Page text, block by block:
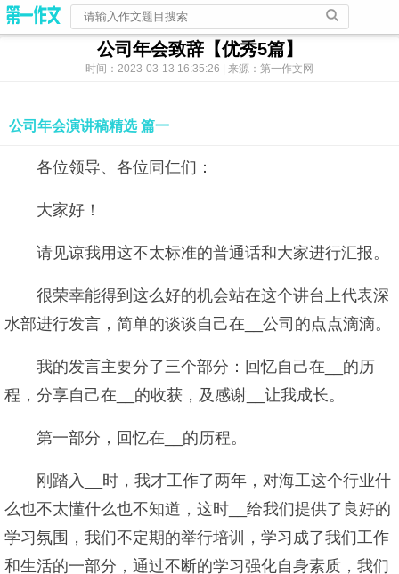
公司年会致辞【优秀5篇】
时间：2023-03-13 16:35:26 | 来源：第一作文网
公司年会演讲稿精选 篇一
各位领导、各位同仁们：
大家好！
请见谅我用这不太标准的普通话和大家进行汇报。
很荣幸能得到这么好的机会站在这个讲台上代表深
水部进行发言，简单的谈谈自己在__公司的点点滴滴。
我的发言主要分了三个部分：回忆自己在__的历
程，分享自己在__的收获，及感谢__让我成长。
第一部分，回忆在__的历程。
刚踏入__时，我才工作了两年，对海工这个行业什
么也不太懂什么也不知道，这时__给我们提供了良好的
学习氛围，我们不定期的举行培训，学习成了我们工作
和生活的一部分，通过不断的学习强化自身素质，我们